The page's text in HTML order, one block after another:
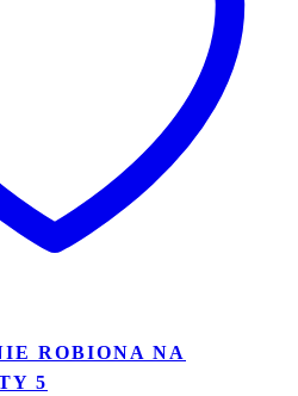
ROBIONA NA
5